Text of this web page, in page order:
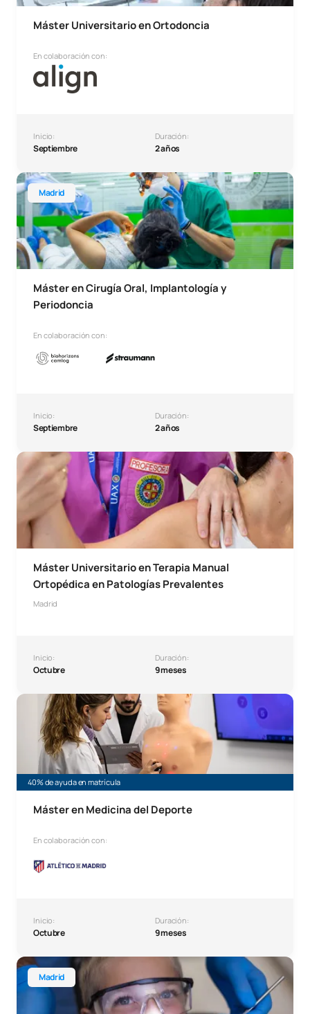
Máster Universitario en Ortodoncia
En colaboración con:
Inicio:
Septiembre
Duración:
2 años
Madrid
Máster en Cirugía Oral, Implantología y
Periodoncia
En colaboración con:
Inicio:
Septiembre
Duración:
2 años
Máster en Cirugía Oral, Implantología y Periodoncia
Máster Universitario en Terapia Manual
Ortopédica en Patologías Prevalentes
Madrid
Inicio:
Octubre
Duración:
9 meses
Máster Universitario en Terapia Manual Ortopédica en
40% de ayuda en matrícula
Máster en Medicina del Deporte
En colaboración con:
Inicio:
Octubre
Duración:
9 meses
Máster en Medicina del Deporte
Madrid
Máster en Odontopediatría